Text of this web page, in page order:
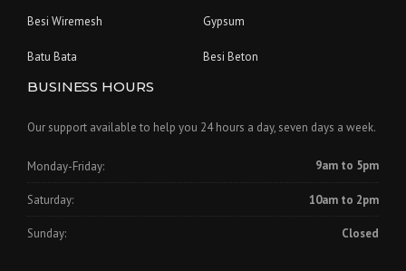
Besi Wiremesh Gypsum
Batu Bata Besi Beton
BUSINESS HOURS
Our support available to help you 24 hours a day, seven days a week.
Monday-Friday: 9am to 5pm
Saturday: 10am to 2pm
Sunday: Closed